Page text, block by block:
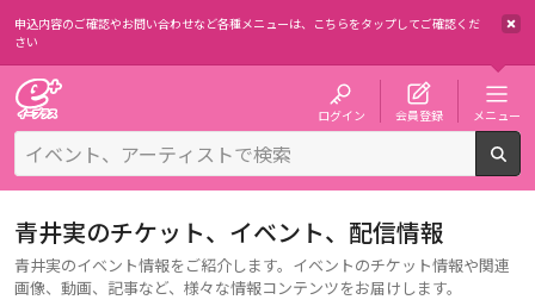
申込内容のご確認やお問い合わせなど各種メニューは、 こちらをタップしてご確認くだ
さい
ログイン 会員登録 メニュー
青井実のチケット、イベント、配信情報
青井実のイベント情報をご紹介します。イベントのチケット情報や関連
画像、動画、記事など、様々な情報コンテンツをお届けします。